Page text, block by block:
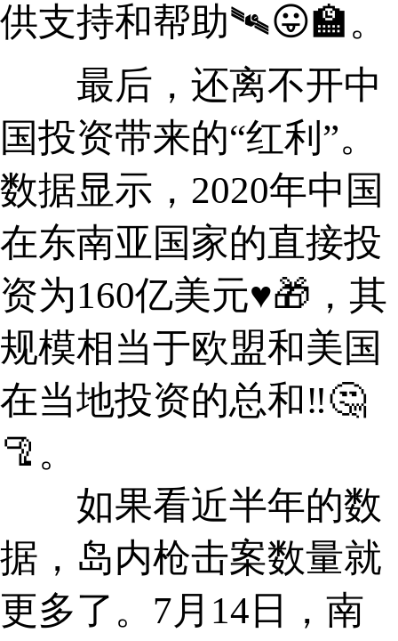
供支持和帮助🛰😛🏫。
最后，还离不开中
国投资带来的“红利”。
数据显示，2020年中国
在东南亚国家的直接投
资为160亿美元♥🎁，其
规模相当于欧盟和美国
在当地投资的总和‼🤔
🦿。
如果看近半年的数
据，岛内枪击案数量就
更多了。7月14日，南